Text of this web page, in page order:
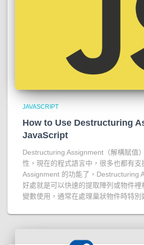
JAVASCRIPT
How to Use Destructuring
JavaScript
Destructuring Assignment（解構賦值
性，現在的程式語言中，很多也都有
Assignment 的功能了，Destructuring
好處就是可以快速的提取陣列或物件裡
變數使用，通常在處理巢狀物件時特別